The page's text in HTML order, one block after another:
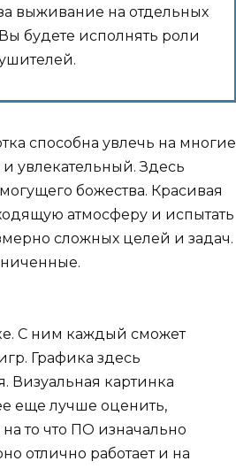
выживание на отдельных
будете исполнять роли
способна увлечь на многие
увлекательный. Здесь
божества. Красивая
атмосферу и испытать
сложных целей и задач.
С ним каждый сможет
Графика здесь
Визуальная картинка
еще лучше оценить,
то что ПО изначально
отлично работает и на